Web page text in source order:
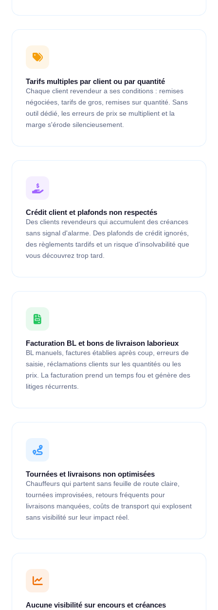
Tarifs multiples par client ou par quantité
Chaque client revendeur a ses conditions : remises
négociées, tarifs de gros, remises sur quantité. Sans
outil dédié, les erreurs de prix se multiplient et la
marge s'érode silencieusement.
Crédit client et plafonds non respectés
Des clients revendeurs qui accumulent des créances
sans signal d'alarme. Des plafonds de crédit ignorés,
des règlements tardifs et un risque d'insolvabilité que
vous découvrez trop tard.
Facturation BL et bons de livraison laborieux
BL manuels, factures établies après coup, erreurs de
saisie, réclamations clients sur les quantités ou les
prix. La facturation prend un temps fou et génère des
litiges récurrents.
Tournées et livraisons non optimisées
Chauffeurs qui partent sans feuille de route claire,
tournées improvisées, retours fréquents pour
livraisons manquées, coûts de transport qui explosent
sans visibilité sur leur impact réel.
Aucune visibilité sur encours et créances